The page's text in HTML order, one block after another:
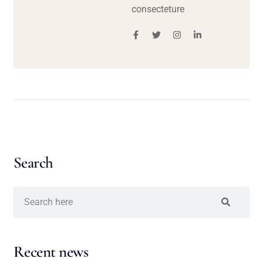
consecteture
Search
Recent news